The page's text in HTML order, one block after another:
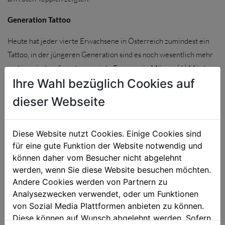
Generation Tattoo
Heute hat jeder vierte Erwachsene in Österreich zumindest ein
Tattoo, in der jüngeren Generation sind es noch wesentlich mehr
und inzwischen fast ebenso viele Frauen wie Männer.[1]Mit dem
auch in der Mode und Werbung unübersehbaren Trend zur
Körperkunst ging in den letzten Jahren ein positiver Imagewandel
einher: Die Akzeptanz von Tattoos hat auch in der nicht
tätowierten Bevölkerung deutlich zugenommen. Im Lauf der
Geschichte und im Vergleich der Kulturen haben sich die Motive,
Techniken und Bedeutungen von Tattoos auf vielfältigste Weise
entwickelt, doch heute wie damals gilt: Die Menschen wollen
ihrer Identität Ausdruck verleihen – und legen dabei Wert auf das
künstlerische und handwerkliche Können von erfahrenen
TätowiererInnen.
Ihre Wahl bezüglich Cookies auf
dieser Webseite
Diese Website nutzt Cookies. Einige Cookies sind
für eine gute Funktion der Website notwendig und
können daher vom Besucher nicht abgelehnt
werden, wenn Sie diese Website besuchen möchten.
Andere Cookies werden von Partnern zu
Analysezwecken verwendet, oder um Funktionen
von Sozial Media Plattformen anbieten zu können.
Diese können auf Wunsch abgelehnt werden. Sofern